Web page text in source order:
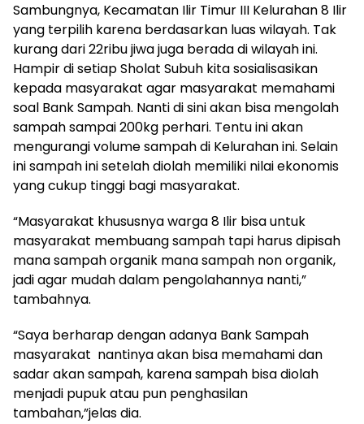
Sambungnya, Kecamatan Ilir Timur III Kelurahan 8 Ilir
yang terpilih karena berdasarkan luas wilayah. Tak
kurang dari 22ribu jiwa juga berada di wilayah ini.
Hampir di setiap Sholat Subuh kita sosialisasikan
kepada masyarakat agar masyarakat memahami
soal Bank Sampah. Nanti di sini akan bisa mengolah
sampah sampai 200kg perhari. Tentu ini akan
mengurangi volume sampah di Kelurahan ini. Selain
ini sampah ini setelah diolah memiliki nilai ekonomis
yang cukup tinggi bagi masyarakat.
“Masyarakat khususnya warga 8 Ilir bisa untuk
masyarakat membuang sampah tapi harus dipisah
mana sampah organik mana sampah non organik,
jadi agar mudah dalam pengolahannya nanti,”
tambahnya.
“Saya berharap dengan adanya Bank Sampah
masyarakat nantinya akan bisa memahami dan
sadar akan sampah, karena sampah bisa diolah
menjadi pupuk atau pun penghasilan
tambahan,”jelas dia.